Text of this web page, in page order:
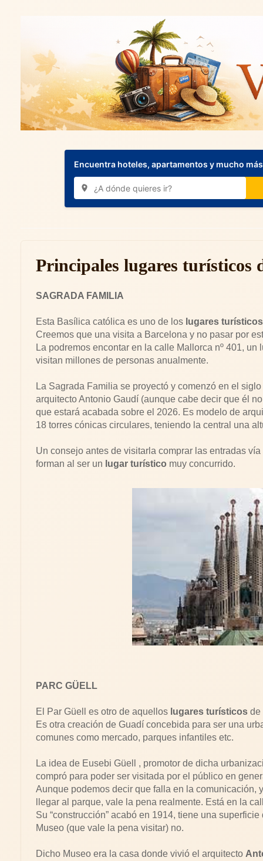
Encuentra hoteles, apartamentos y mucho
Principales lugares turísticos
SAGRADA FAMILIA
Esta Basílica católica es uno de los lugares turísticos
Creemos que una visita a Barcelona y no pasar por
La podremos encontar en la calle Mallorca nº 401,
visitan millones de personas anualmente.
La Sagrada Familia se proyectó y comenzó en el
arquitecto Antonio Gaudí (aunque cabe decir que él
que estará acabada sobre el 2026. Es modelo de
18 torres cónicas circulares, teniendo la central una
Un consejo antes de visitarla comprar las entradas
forman al ser un lugar turístico muy concurrido.
PARC GÜELL
El Par Güell es otro de aquellos lugares turísticos de
Es otra creación de Guadí concebida para ser una
comunes como mercado, parques infantiles etc.
La idea de Eusebi Güell , promotor de dicha
compró para poder ser visitada por el público en
Aunque podemos decir que falla en la comunicación,
llegar al parque, vale la pena realmente. Está en la
Su “construcción” acabó en 1914, tiene una
Museo (que vale la pena visitar) no.
Dicho Museo era la casa donde vivió el arquitecto